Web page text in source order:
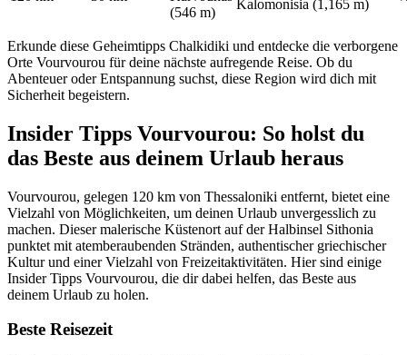
(546 m)
Kalomonisia (1,165 m)
Erkunde diese Geheimtipps Chalkidiki und entdecke die verborgene
Orte Vourvourou für deine nächste aufregende Reise. Ob du
Abenteuer oder Entspannung suchst, diese Region wird dich mit
Sicherheit begeistern.
Insider Tipps Vourvourou: So holst du
das Beste aus deinem Urlaub heraus
Vourvourou, gelegen 120 km von Thessaloniki entfernt, bietet eine
Vielzahl von Möglichkeiten, um deinen Urlaub unvergesslich zu
machen. Dieser malerische Küstenort auf der Halbinsel Sithonia
punktet mit atemberaubenden Stränden, authentischer griechischer
Kultur und einer Vielzahl von Freizeitaktivitäten. Hier sind einige
Insider Tipps Vourvourou, die dir dabei helfen, das Beste aus
deinem Urlaub zu holen.
Beste Reisezeit